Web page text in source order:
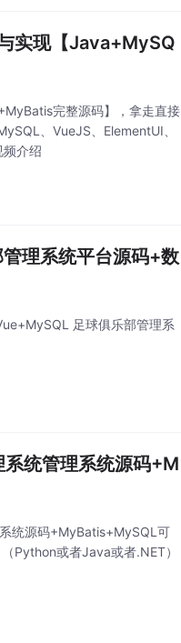
实现【Java+MySQ
完整源码】，拿走直接
、VueJS、ElementUI、
介绍
理系统平台源码+数
足球俱乐部管理系
统管理系统源码+M
统源码+MyBatis+MySQL可
Python或者Java或者.NET）